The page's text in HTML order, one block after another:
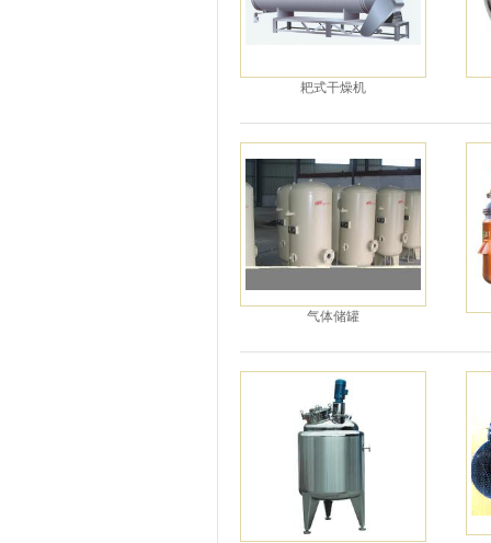
耙式干燥机
气体储罐